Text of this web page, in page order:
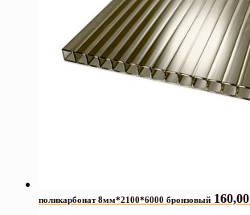
поликарбонат 8мм*2100*6000 бронзовый 160,00